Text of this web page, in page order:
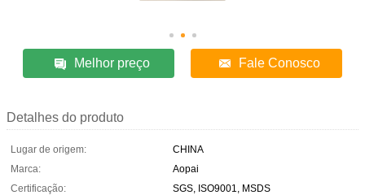
Melhor preço Fale Conosco
Detalhes do produto
Lugar de origem:
CHINA
Marca:
Aopai
Certificação:
SGS, ISO9001, MSDS